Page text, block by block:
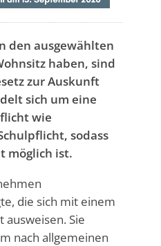
den ausgewählten
haben, sind
zur Auskunft
sich um eine
wie
sodass
möglich ist.
die sich mit einem
Sie
nach allgemeinen